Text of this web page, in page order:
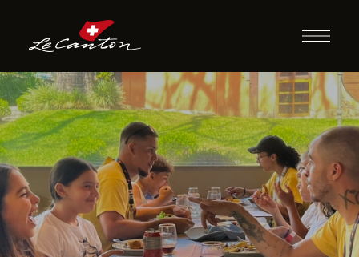
Jantar com
Recreação